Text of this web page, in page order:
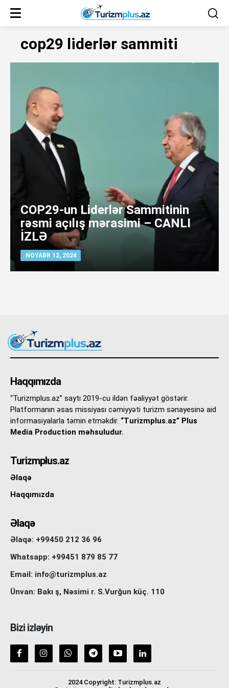
cop29 liderlər sammiti
COP29-un Liderlər Sammitinin
rəsmi açılış mərasimi – CANLI
İZLƏ
NOYABR 12, 2024
Haqqımızda
“Turizmplus.az” saytı 2019-cu ildən fəaliyyət göstərir.
Platformanın əsas missiyası cəmiyyəti turizm sənayesinə aid
informasiyalarla təmin etməkdir. “Turizmplus.az” Plus
Media Production məhsuludur.
Turizmplus.az
Əlaqə
Haqqımızda
Əlaqə
Əlaqə: +99450 212 36 96
Whatsapp: +99451 879 85 77
Email: info@turizmplus.az
Ünvan: Bakı ş, Nəsimi r. S.Vurğun küç. 110
Bizi izləyin
2024 Copyright: Turizmplus.az